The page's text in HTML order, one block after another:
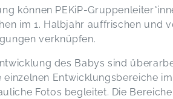
können PEKiP-
im 1. Halbjahr auffrischen und
verknüpfen.
des Babys sind
Entwicklungsbereiche
Fotos begleitet. Die